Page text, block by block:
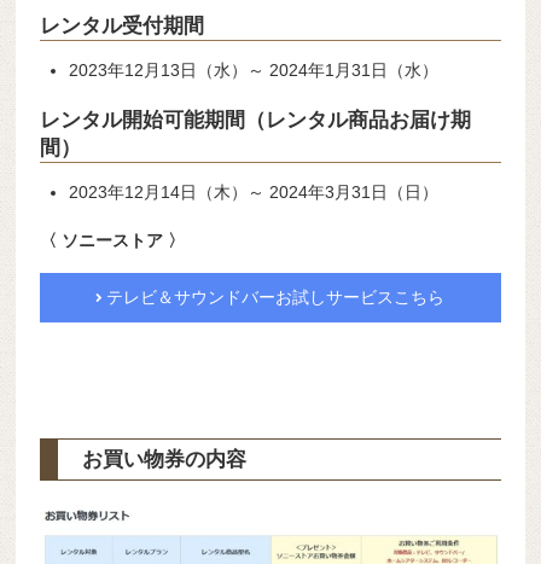
レンタル受付期間
2023年12月13日（水）～ 2024年1月31日（水）
レンタル開始可能期間（レンタル商品お届け期
間）
2023年12月14日（木）～ 2024年3月31日（日）
〈 ソニーストア 〉
テレビ＆サウンドバーお試しサービスこちら
お買い物券の内容